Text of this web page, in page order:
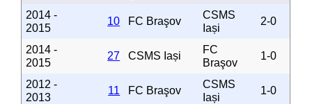
2014 -
2015
10 FC Braşov
CSMS
Iași
2-0
2014 -
2015
27 CSMS Iași
FC
Braşov
1-0
2012 -
2013
11 FC Braşov
CSMS
Iași
1-0